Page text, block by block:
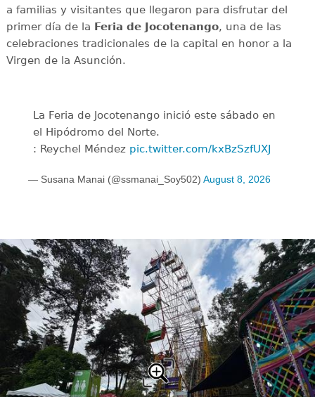
a familias y visitantes que llegaron para disfrutar del
primer día de la Feria de Jocotenango, una de las
celebraciones tradicionales de la capital en honor a la
Virgen de la Asunción.
La Feria de Jocotenango inició este sábado en
el Hipódromo del Norte.
: Reychel Méndez pic.twitter.com/kxBzSzfUXJ
— Susana Manai (@ssmanai_Soy502) August 8, 2026